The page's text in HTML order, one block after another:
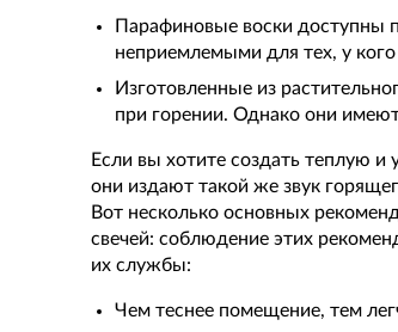
Парафиновые воски доступны
неприемлемыми для тех, у
Изготовленные из
при горении. Однако они
Если вы хотите создать теплую
они издают такой же звук
Вот несколько основных
свечей: соблюдение этих
их службы:
Чем теснее помещение, тем